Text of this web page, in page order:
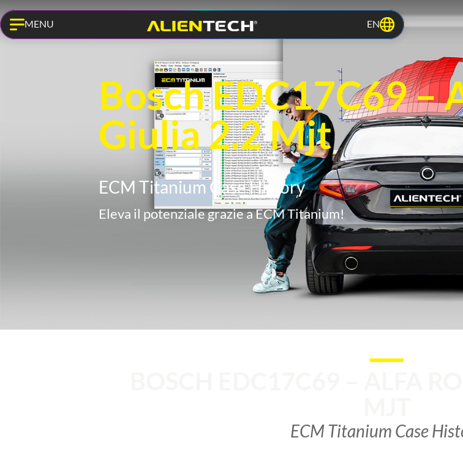
MENU EN
Bosch EDC17C69 –
Giulia 2.2 Mjt
ECM Titanium Case History
Eleva il potenziale grazie a ECM Titanium!
ECM Titanium Case